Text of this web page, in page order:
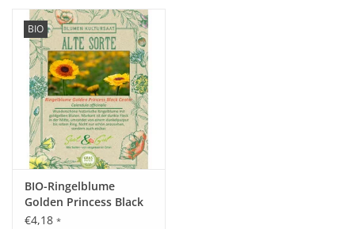
BIO
BIO-Ringelblume
Golden Princess Black
Center
€4,18 *